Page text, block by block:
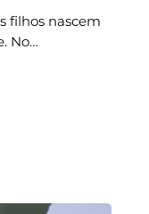
filhos nascem
No…